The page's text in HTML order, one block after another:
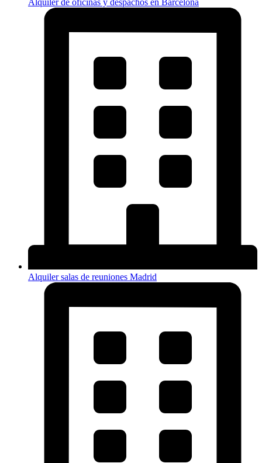
Alquiler de oficinas y despachos en Barcelona
Alquiler salas de reuniones Madrid